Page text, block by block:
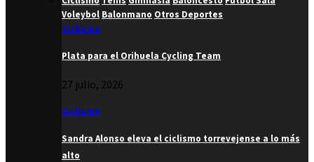
Voleybol Balonmano Otros Deportes
Ciclismo
Plata para el Orihuela Cycling Team
27 julio, 2026
Ciclismo
Sandra Alonso eleva el ciclismo torrevejense a lo más
alto